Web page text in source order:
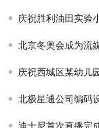
庆祝胜利油田实验
北京冬奥会成为流
庆祝西城区某幼儿
北极星通公司编码设
迪士尼首次直播完